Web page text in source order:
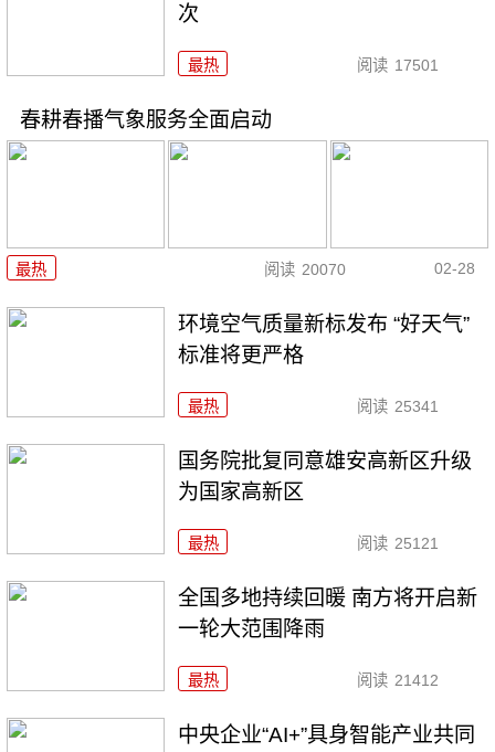
次
最热 阅读 17501
春耕春播气象服务全面启动
最热 阅读 20070 02-28
环境空气质量新标发布 “好天气”
标准将更严格
最热 阅读 25341
国务院批复同意雄安高新区升级
为国家高新区
最热 阅读 25121
全国多地持续回暖 南方将开启新
一轮大范围降雨
最热 阅读 21412
中央企业“AI+”具身智能产业共同